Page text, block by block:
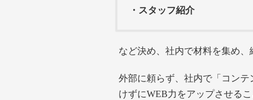
・スタッフ紹介
など決め、社内で材料を集め、
外部に頼らず、社内で「コン
けずにWEB力をアップさせるこ